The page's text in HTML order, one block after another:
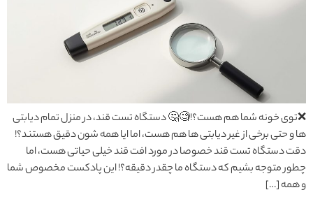
❌توی خونه شما هم هست؟!🧐🤔 دستگاه تست قند، در منزل تمام دیابتی
ها و حتی برخی از غیر دیابتی ها هم هست، اما ایا همه شون دقیق هستند؟!
دقت دستگاه تست قند خصوصا در مورد افت قند خیلی حیاتی هست، اما
چطور متوجه بشیم که دستگاه ما چقدر دقیقه؟! این پادکست مخصوص شما
و همه […]